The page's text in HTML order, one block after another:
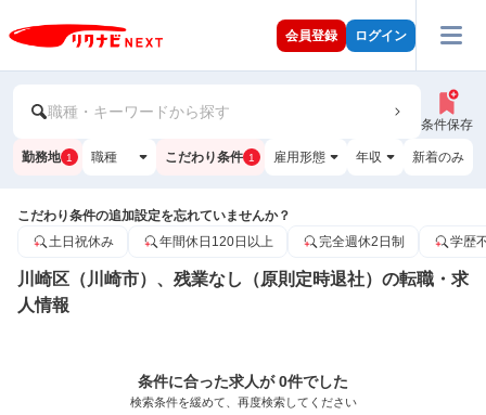
会員登録 ログイン
職種・キーワードから探す
条件保存
勤務地 1 職種 こだわり条件 1 雇用形態 年収 新着のみ
こだわり条件の追加設定を忘れていませんか？
土日祝休み
年間休日120日以上 完全週休2日制 学歴
川崎区（川崎市）、残業なし（原則定時退社）の転職・求
人情報
条件に合った求人が 0件でした
検索条件を緩めて、再度検索してください